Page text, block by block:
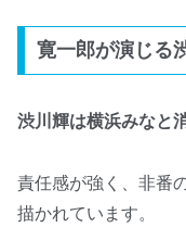
寛一郎が演じる
渋川輝は横浜みなと
責任感が強く、非番
描かれています。